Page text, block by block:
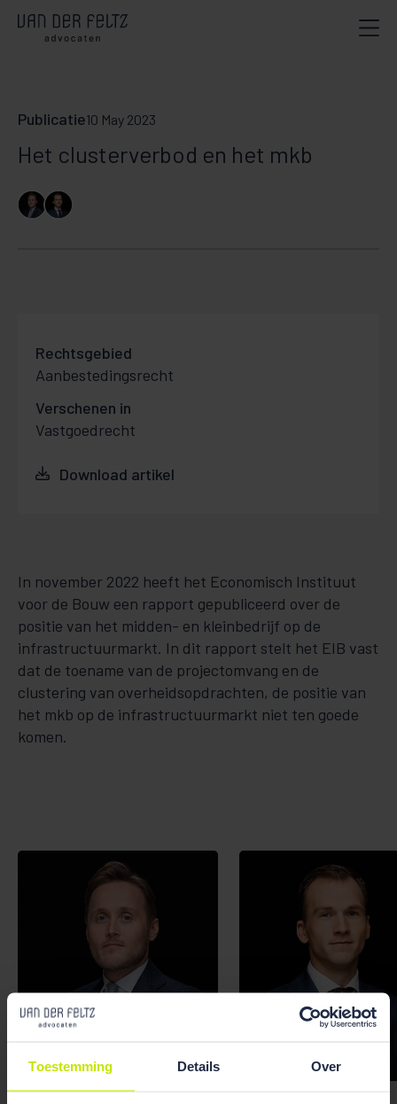
Toestemming Details Over
Publicatie10 May 2023
Het clusterverbod en het mkb
Rechtsgebied
Aanbestedingsrecht
Verschenen in
Vastgoedrecht
Download artikel
In november 2022 heeft het Economisch Instituut
voor de Bouw een rapport gepubliceerd over de
positie van het midden- en kleinbedrijf op de
infrastructuurmarkt. In dit rapport stelt het EIB vast
dat de toename van de projectomvang en de
clustering van overheidsopdrachten, de positie van
het mkb op de infrastructuurmarkt niet ten goede
komen.